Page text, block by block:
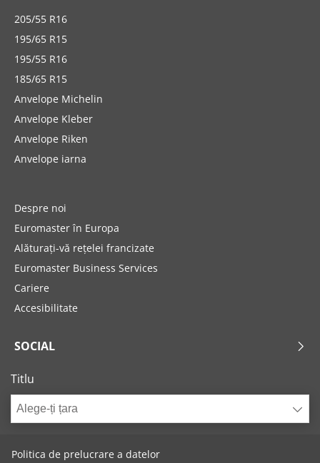
205/55 R16
195/65 R15
195/55 R16
185/65 R15
Anvelope Michelin
Anvelope Kleber
Anvelope Riken
Anvelope iarna
Despre noi
Euromaster în Europa
Alăturați-vă rețelei francizate
Euromaster Business Services
Cariere
Accesibilitate
SOCIAL
Titlu
Alege-ți țara
Politica de prelucrare a datelor